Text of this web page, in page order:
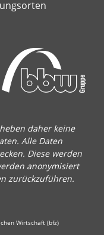
daher keine
Alle Daten
Diese werden
anonymisiert
zurückzuführen.
Wirtschaft (bfz)